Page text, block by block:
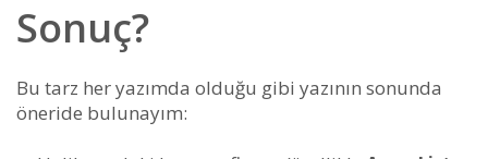
Sonuç?
Bu tarz her yazımda olduğu gibi yazının sonunda
öneride bulunayım: